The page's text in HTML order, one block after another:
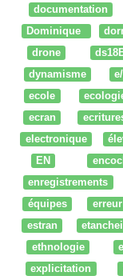
documentation
Dominique
drone
dynamisme
ecole
ecran
electronique
EN
enregistrements
équipes
erreur
estran
ethnologie
explicitation